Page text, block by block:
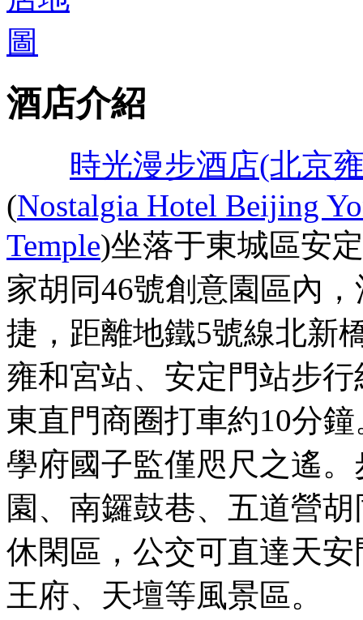
酒店介紹
時光漫步酒店(北京
(Nostalgia Hotel Beijing
Temple)坐落于東城區安
家胡同46號創意園區內
捷，距離地鐵5號線北新
雍和宮站、安定門站步
東直門商圈打車約10分
學府國子監僅咫尺之遙
園、南鑼鼓巷、五道營
休閑區，公交可直達天
王府、天壇等風景區。